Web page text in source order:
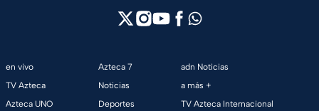
en vivo
TV Azteca
Azteca UNO
Azteca 7
Noticias
Deportes
adn Noticias
a más +
TV Azteca Internacional